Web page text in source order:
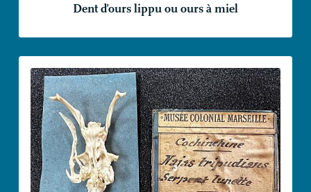
Dent d’ours lippu ou ours à miel